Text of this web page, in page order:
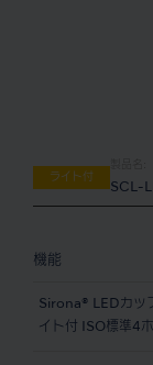
ライト付
SCL-
機能
Sirona® LEDカッ
イト付 ISO標準4